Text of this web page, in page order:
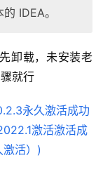
IDEA。
卸载，未安装老
就行